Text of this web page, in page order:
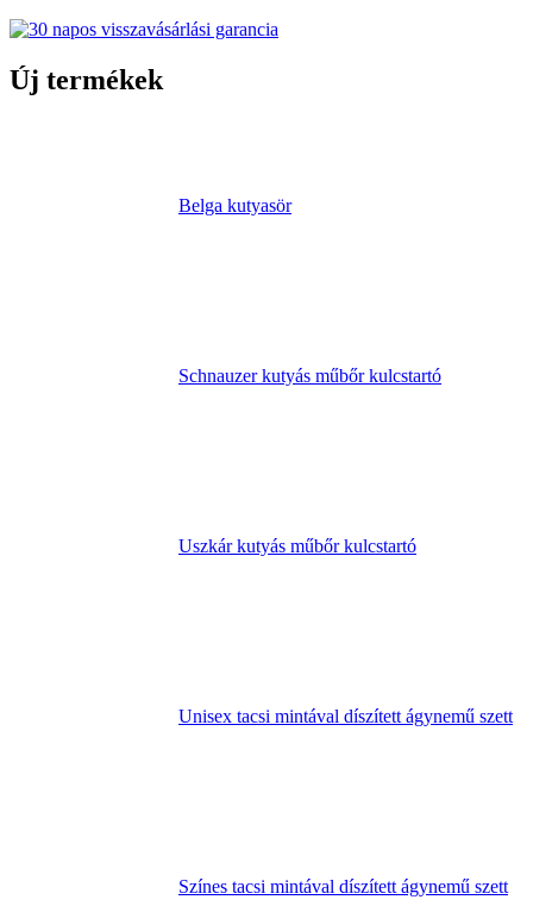
Új termékek
Belga kutyasör
Schnauzer kutyás műbőr kulcstartó
Uszkár kutyás műbőr kulcstartó
Unisex tacsi mintával díszített ágynemű szett
Színes tacsi mintával díszített ágynemű szett